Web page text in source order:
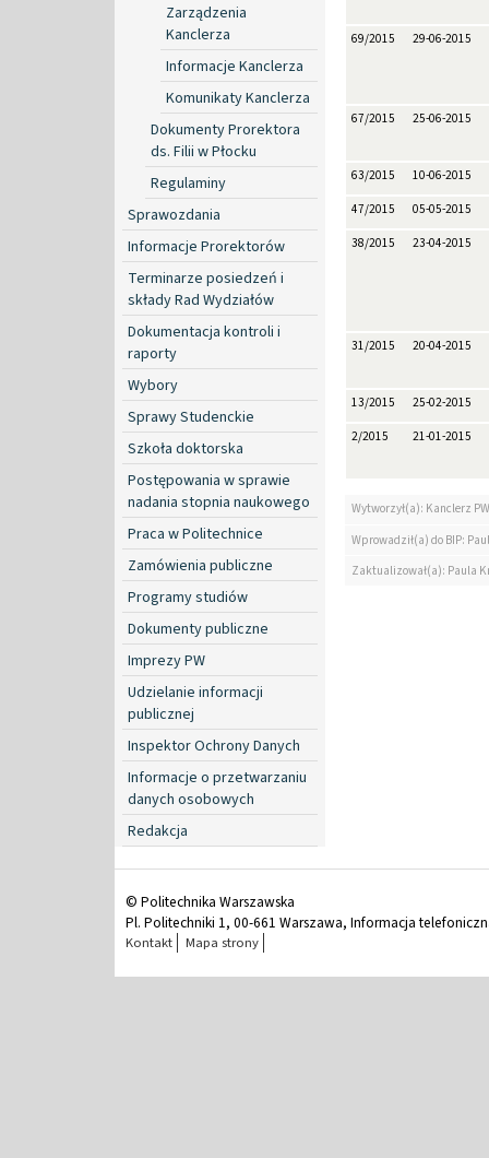
Zarządzenia
Kanclerza
Informacje Kanclerza
Komunikaty Kanclerza
Dokumenty Prorektora
ds. Filii w Płocku
Regulaminy
Sprawozdania
Informacje Prorektorów
Terminarze posiedzeń i
składy Rad Wydziałów
Dokumentacja kontroli i
raporty
Wybory
Sprawy Studenckie
Szkoła doktorska
Postępowania w sprawie
nadania stopnia naukowego
Praca w Politechnice
Zamówienia publiczne
Programy studiów
Dokumenty publiczne
Imprezy PW
Udzielanie informacji
publicznej
Inspektor Ochrony Danych
Informacje o przetwarzaniu
danych osobowych
Redakcja
69/2015 29-06-2015
67/2015 25-06-2015
63/2015 10-06-2015
47/2015 05-05-2015
38/2015 23-04-2015
31/2015 20-04-2015
13/2015 25-02-2015
2/2015 21-01-2015
Wytworzył(a): Kanclerz PW
Wprowadził(a) do BIP:
Zaktualizował(a): Paula
© Politechnika Warszawska
Pl. Politechniki 1, 00-661 Warszawa, Informacja
Kontakt Mapa strony